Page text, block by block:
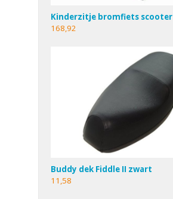
Kinderzitje bromfiets scooter
168,92
Buddy dek Fiddle II zwart
11,58